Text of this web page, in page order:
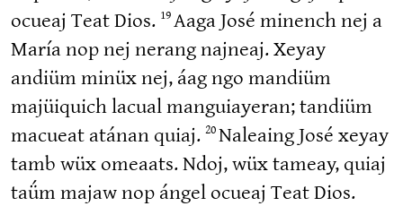
ocueaj Teat Dios. 19Aaga José minench nej a
María nop nej nerang najneaj. Xeyay
andiüm minüx nej, áag ngo mandiüm
majüiquich lacual manguiayeran; tandiüm
macueat atánan quiaj. 20Naleaing José xeyay
tamb wüx omeaats. Ndoj, wüx tameay, quiaj
taǘm majaw nop ángel ocueaj Teat Dios.